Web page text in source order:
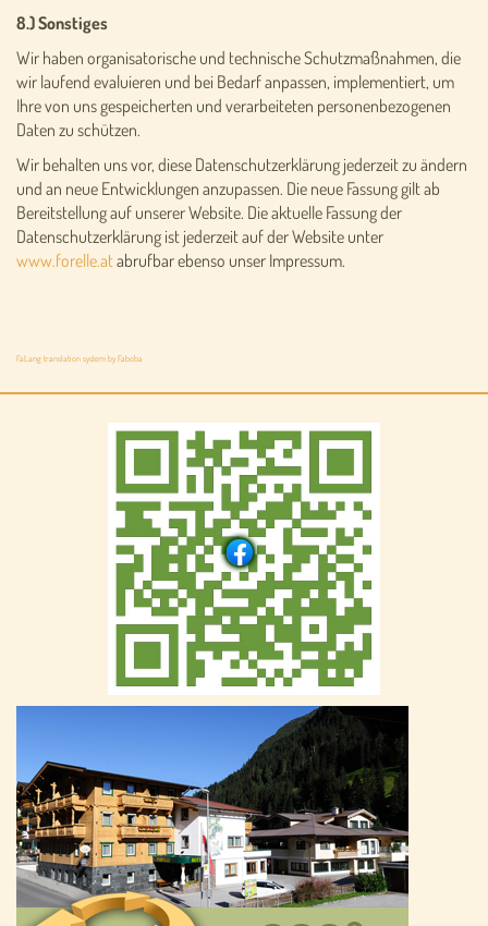
8.) Sonstiges
Wir haben organisatorische und technische Schutzmaßnahmen, die
wir laufend evaluieren und bei Bedarf anpassen, implementiert, um
Ihre von uns gespeicherten und verarbeiteten personenbezogenen
Daten zu schützen.
Wir behalten uns vor, diese Datenschutzerklärung jederzeit zu ändern
und an neue Entwicklungen anzupassen. Die neue Fassung gilt ab
Bereitstellung auf unserer Website. Die aktuelle Fassung der
Datenschutzerklärung ist jederzeit auf der Website unter
www.forelle.atabrufbar ebenso unser Impressum.
FaLang translation system by Faboba